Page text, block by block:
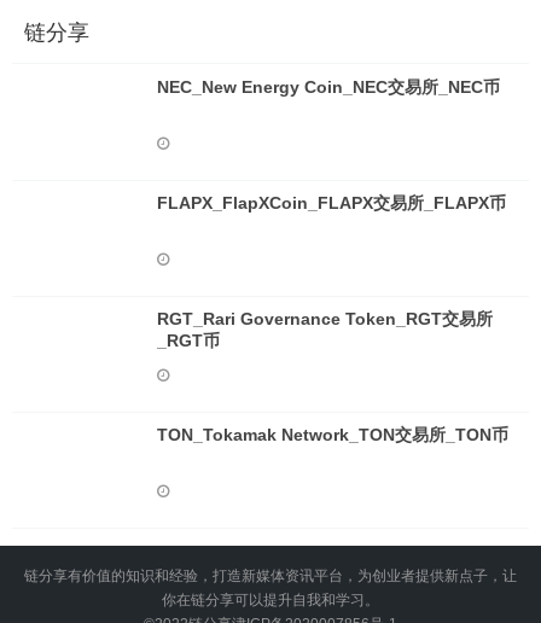
链分享
NEC_New Energy Coin_NEC交易所_NEC币
FLAPX_FlapXCoin_FLAPX交易所_FLAPX币
RGT_Rari Governance Token_RGT交易所
_RGT币
TON_Tokamak Network_TON交易所_TON币
链分享有价值的知识和经验，打造新媒体资讯平台，为创业者提供新点子，让
你在链分享可以提升自我和学习。